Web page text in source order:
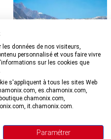
et dans notre guide
sentiers sont susceptibles
avant de partir.
Moyen (en
balcon)
4km
Lavancher
Glacier d'Argentière
les données de nos visiteurs,
personnalisé et vous faire vivre
sur les cookies que
s'appliquent à tous les sites Web
es.chamonix.com,
it.chamonix.com.
Paramétrer